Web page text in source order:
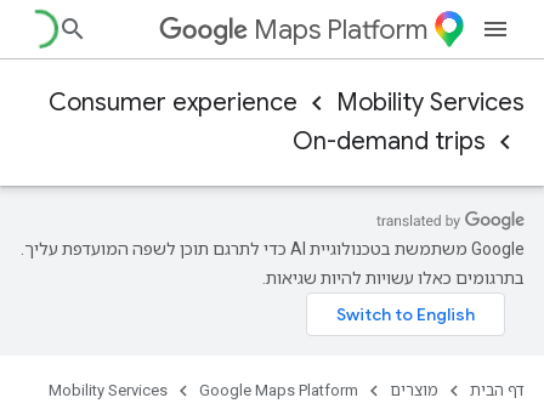
Maps Platform
Mobility Services
Consumer experience
On-demand trips
‫Google משתמשת בטכנולוגיית AI כדי לתרגם תוכן לשפה המועדפת עליך.
בתרגומים כאלו עשויות להיות שגיאות.
דף הבית מוצרים Google Maps Platform
Mobility Services